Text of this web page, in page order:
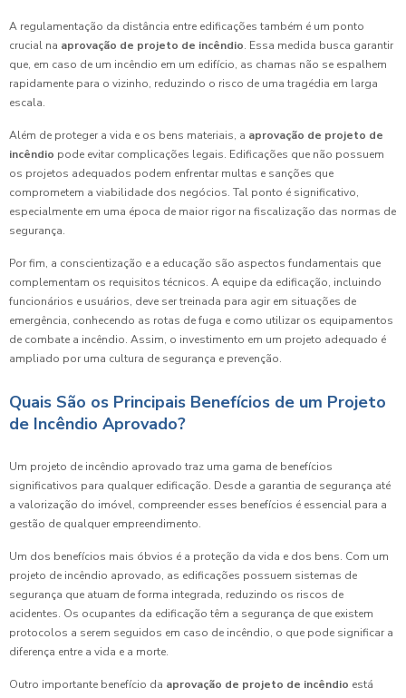
A regulamentação da distância entre edificações também é um ponto
crucial na aprovação de projeto de incêndio. Essa medida busca garantir
que, em caso de um incêndio em um edifício, as chamas não se espalhem
rapidamente para o vizinho, reduzindo o risco de uma tragédia em larga
escala.
Além de proteger a vida e os bens materiais, a aprovação de projeto de
incêndio pode evitar complicações legais. Edificações que não possuem
os projetos adequados podem enfrentar multas e sanções que
comprometem a viabilidade dos negócios. Tal ponto é significativo,
especialmente em uma época de maior rigor na fiscalização das normas de
segurança.
Por fim, a conscientização e a educação são aspectos fundamentais que
complementam os requisitos técnicos. A equipe da edificação, incluindo
funcionários e usuários, deve ser treinada para agir em situações de
emergência, conhecendo as rotas de fuga e como utilizar os equipamentos
de combate a incêndio. Assim, o investimento em um projeto adequado é
ampliado por uma cultura de segurança e prevenção.
Quais São os Principais Benefícios de um Projeto
de Incêndio Aprovado?
Um projeto de incêndio aprovado traz uma gama de benefícios
significativos para qualquer edificação. Desde a garantia de segurança até
a valorização do imóvel, compreender esses benefícios é essencial para a
gestão de qualquer empreendimento.
Um dos benefícios mais óbvios é a proteção da vida e dos bens. Com um
projeto de incêndio aprovado, as edificações possuem sistemas de
segurança que atuam de forma integrada, reduzindo os riscos de
acidentes. Os ocupantes da edificação têm a segurança de que existem
protocolos a serem seguidos em caso de incêndio, o que pode significar a
diferença entre a vida e a morte.
Outro importante benefício da aprovação de projeto de incêndio está